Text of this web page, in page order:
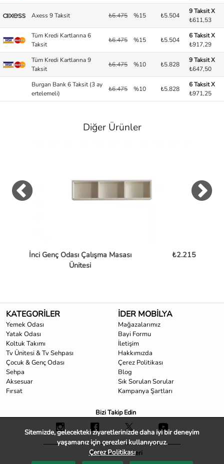
Axess 9 Taksit ₺6.475 %15 ₺5.504
9 Taksit X
₺611,53
Tüm Kredi Kartlarına 6
Taksit
₺6.475 %15 ₺5.504
6 Taksit X
₺917,29
Tüm Kredi Kartlarına 9
Taksit
₺6.475 %10 ₺5.828
9 Taksit X
₺647,50
Burgan Bank 6 Taksit (3 ay
ertelemeli)
₺6.475 %10 ₺5.828
6 Taksit X
₺971,25
Diğer Ürünler
İnci Genç Odası Çalışma Masası
Ünitesi
₺2.215
KATEGORİLER
Yemek Odası
Yatak Odası
Koltuk Takımı
Tv Ünitesi & Tv Sehpası
Çocuk & Genç Odası
Sehpa
Aksesuar
Fırsat
İDER MOBİLYA
Mağazalarımız
Bayi Formu
İletişim
Hakkımızda
Çerez Politikası
Blog
Sık Sorulan Sorular
Kampanya Şartları
Bizi Takip Edin
Müşteri Hizmetleri
Sitemizde, gelecekteki ziyaretlerinizde daha iyi bir deneyim
yaşamanız için çerezleri kullanıyoruz.
Çerez Politikası